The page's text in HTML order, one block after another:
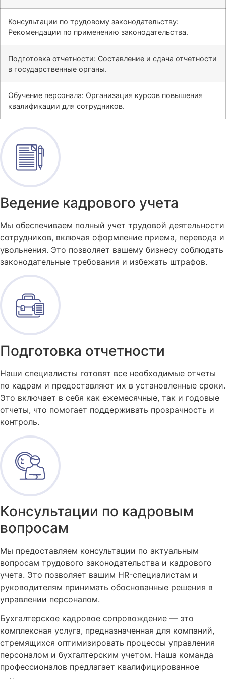
Консультации по трудовому законодательству:
Рекомендации по применению законодательства.
Подготовка отчетности: Составление и сдача отчетности
в государственные органы.
Обучение персонала: Организация курсов повышения
квалификации для сотрудников.
Ведение кадрового учета
Мы обеспечиваем полный учет трудовой деятельности
сотрудников, включая оформление приема, перевода и
увольнения. Это позволяет вашему бизнесу соблюдать
законодательные требования и избежать штрафов.
Подготовка отчетности
Наши специалисты готовят все необходимые отчеты
по кадрам и предоставляют их в установленные сроки.
Это включает в себя как ежемесячные, так и годовые
отчеты, что помогает поддерживать прозрачность и
контроль.
Консультации по кадровым
вопросам
Мы предоставляем консультации по актуальным
вопросам трудового законодательства и кадрового
учета. Это позволяет вашим HR-специалистам и
руководителям принимать обоснованные решения в
управлении персоналом.
Бухгалтерское кадровое сопровождение — это
комплексная услуга, предназначенная для компаний,
стремящихся оптимизировать процессы управления
персоналом и бухгалтерским учетом. Наша команда
профессионалов предлагает квалифицированное